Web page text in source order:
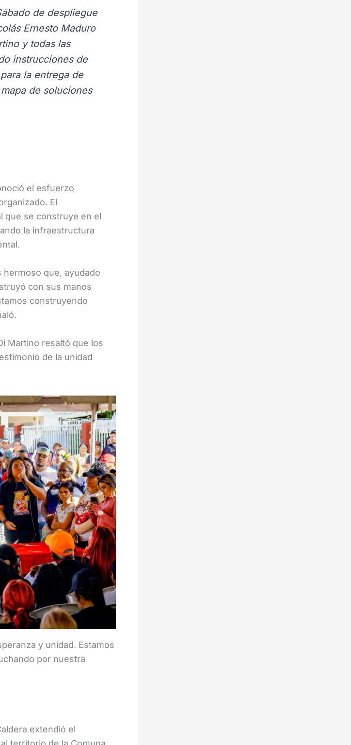
de despliegue
Ernesto Maduro
y todas las
instrucciones de
la entrega de
de soluciones
el esfuerzo
El
que se construye en el
la infraestructura
hermoso que, ayudado
con sus manos
construyendo
Martino resaltó que los
de la unidad
y unidad. Estamos
por nuestra
extendió el